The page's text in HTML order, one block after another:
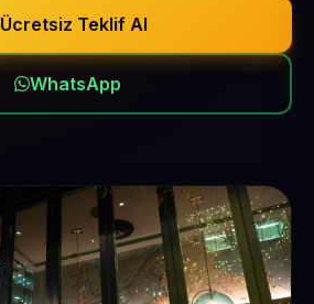
Ücretsiz Teklif Al
WhatsApp